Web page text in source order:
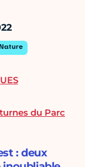
Nature
du Parc
: deux